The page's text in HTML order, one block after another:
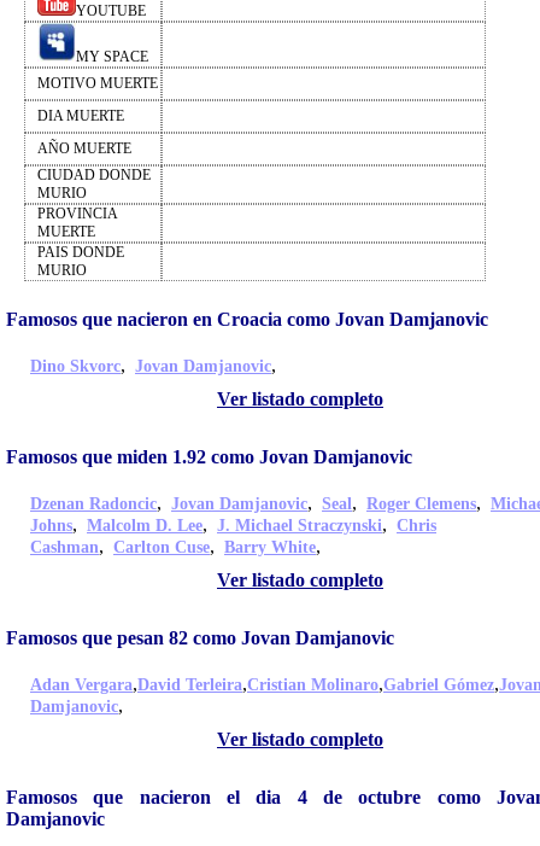
YOUTUBE
MY SPACE
MOTIVO MUERTE
DIA MUERTE
AÑO MUERTE
CIUDAD DONDE
MURIO
PROVINCIA
MUERTE
PAIS DONDE
MURIO
Famosos que nacieron en Croacia como Jovan Damjanovic
Dino Skvorc, Jovan Damjanovic,
Ver listado completo
Famosos que miden 1.92 como Jovan Damjanovic
Dzenan Radoncic, Jovan Damjanovic, Seal, Roger Clemens,
Johns, Malcolm D. Lee, J. Michael Straczynski, Chris
Cashman, Carlton Cuse, Barry White,
Ver listado completo
Famosos que pesan 82 como Jovan Damjanovic
Adan Vergara,David Terleira,Cristian Molinaro,Gabriel Gómez,
Damjanovic,
Ver listado completo
Famosos que nacieron el dia 4 de octubre como
Damjanovic